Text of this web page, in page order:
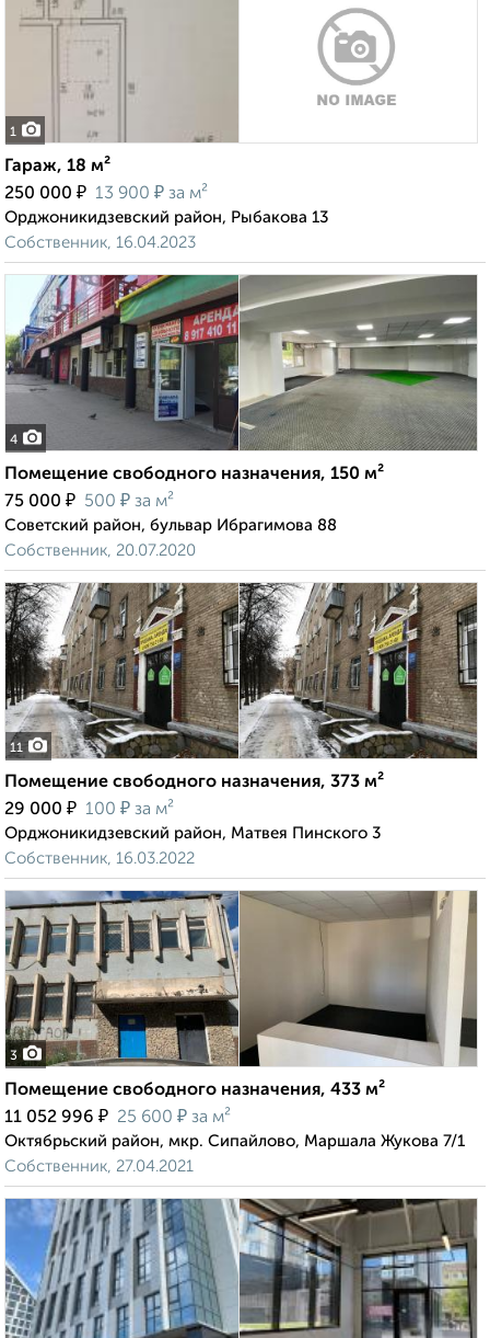
1
Гараж, 18 м²
250 000 ₽ 13 900 ₽ за м²
Орджоникидзевский район, Рыбакова 13
Собственник, 16.04.2023
4
Помещение свободного назначения, 150 м²
75 000 ₽ 500 ₽ за м²
Советский район, бульвар Ибрагимова 88
Собственник, 20.07.2020
11
Помещение свободного назначения, 373 м²
29 000 ₽ 100 ₽ за м²
Орджоникидзевский район, Матвея Пинского 3
Собственник, 16.03.2022
3
Помещение свободного назначения, 433 м²
11 052 996 ₽ 25 600 ₽ за м²
Октябрьский район, мкр. Сипайлово, Маршала Жукова 7/1
Собственник, 27.04.2021